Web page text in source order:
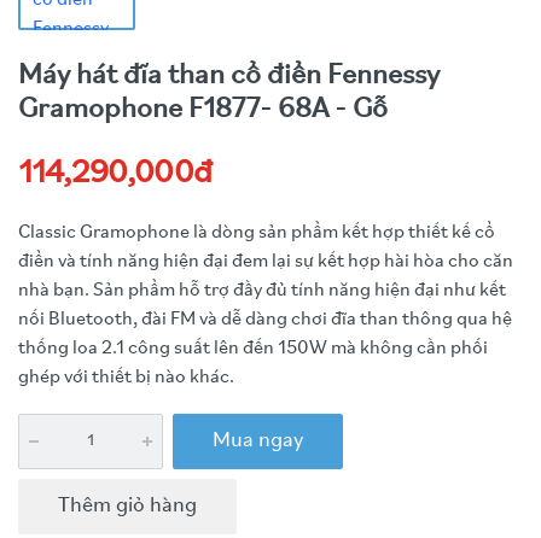
Máy hát đĩa than cổ điển Fennessy
Gramophone F1877- 68A - Gỗ
114,290,000đ
Classic Gramophone là dòng sản phẩm kết hợp thiết kế cổ
điển và tính năng hiện đại đem lại sự kết hợp hài hòa cho căn
nhà bạn. Sản phẩm hỗ trợ đầy đủ tính năng hiện đại như kết
nối Bluetooth, đài FM và dễ dàng chơi đĩa than thông qua hệ
thống loa 2.1 công suất lên đến 150W mà không cần phối
ghép với thiết bị nào khác.
Mua ngay
Thêm giỏ hàng